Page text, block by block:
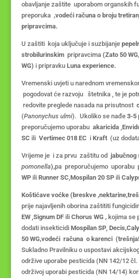
obavljanje zaštite uporabom organskih
preporuka ,vodeći računa o broju
pripravcima.
U zaštiti koja uključuje i suzbijanje
strobilurinskim pripravcima(Zato 50
WG) i pripravkuLuna experience.
Vremenski uvjeti u narednom
pogodovat će razvoju štetnika , te je
redovite preglede nasada na prisutnost
(Panonychus ulmi). Ukoliko se nađe3-5
preporučujemo uporabu akaricida ,
SC ili Vertimec 018 EC i Kraft (uz
Vrijeme je i za prvu zaštitu od jabučnog
pomonella),pa preporučujemo uporabu
WPili Runner SC,Mospilan 20 SP ili
Koštićave voćke (breskve
prije najavljenih oborina zaštititi
EW,Signum DFili Chorus WG , kojima se
dodati insekticidi Mospilan SP,
50 WG,vodeći računa o karenci
Sukladno Pravilniku o uspostavi
održive uporabe pesticida (NN 142/12 čl.
održivoj uporabi pesticida (NN 14/14)